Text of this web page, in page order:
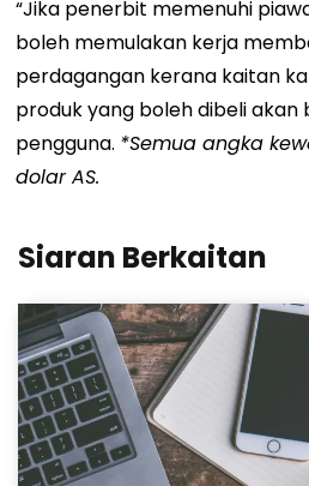
“Jika penerbit memenuhi
boleh memulakan kerja
perdagangan kerana kaitan
produk yang boleh dibeli akan
pengguna. *Semua angka
dolar AS.
Siaran Berkaitan